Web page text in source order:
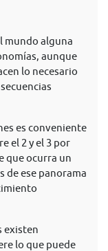
mundo alguna
aunque
lo necesario
es conveniente
el 2 y el 3 por
que ocurra un
de ese panorama
existen
lo que puede